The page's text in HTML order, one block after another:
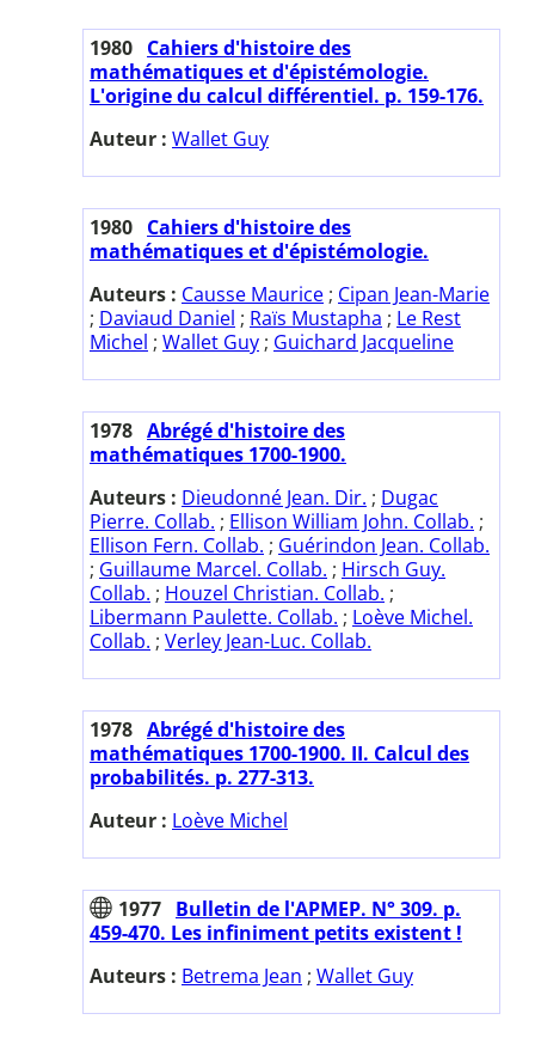
1980 Cahiers d'histoire des
mathématiques et d'épistémologie.
L'origine du calcul différentiel. p. 159-176.
Auteur : Wallet Guy
1980 Cahiers d'histoire des
mathématiques et d'épistémologie.
Auteurs : Causse Maurice ; Cipan Jean-Marie
; Daviaud Daniel ; Raïs Mustapha ; Le Rest
Michel ; Wallet Guy ; Guichard Jacqueline
1978 Abrégé d'histoire des
mathématiques 1700-1900.
Auteurs : Dieudonné Jean. Dir. ; Dugac
Pierre. Collab. ; Ellison William John. Collab. ;
Ellison Fern. Collab. ; Guérindon Jean. Collab.
; Guillaume Marcel. Collab. ; Hirsch Guy.
Collab. ; Houzel Christian. Collab. ;
Libermann Paulette. Collab. ; Loève Michel.
Collab. ; Verley Jean-Luc. Collab.
1978 Abrégé d'histoire des
mathématiques 1700-1900. II. Calcul des
probabilités. p. 277-313.
Auteur : Loève Michel
1977 Bulletin de l'APMEP. N° 309. p.
459-470. Les infiniment petits existent !
Auteurs : Betrema Jean ; Wallet Guy